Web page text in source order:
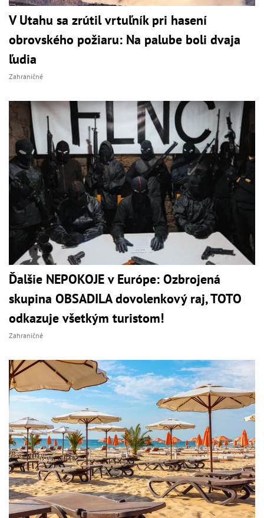
V Utahu sa zrútil vrtuľník pri hasení
obrovského požiaru: Na palube boli dvaja
ľudia
Zahraničné
Ďalšie NEPOKOJE v Európe: Ozbrojená
skupina OBSADILA dovolenkový raj, TOTO
odkazuje všetkým turistom!
Zahraničné